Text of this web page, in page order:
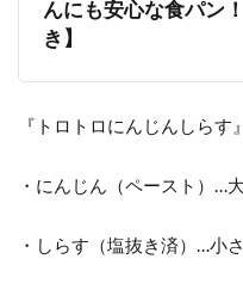
んにも安心な食パン
き】
『トロトロにんじんしらす』
・にんじん（ペースト）…
・しらす（塩抜き済）…小